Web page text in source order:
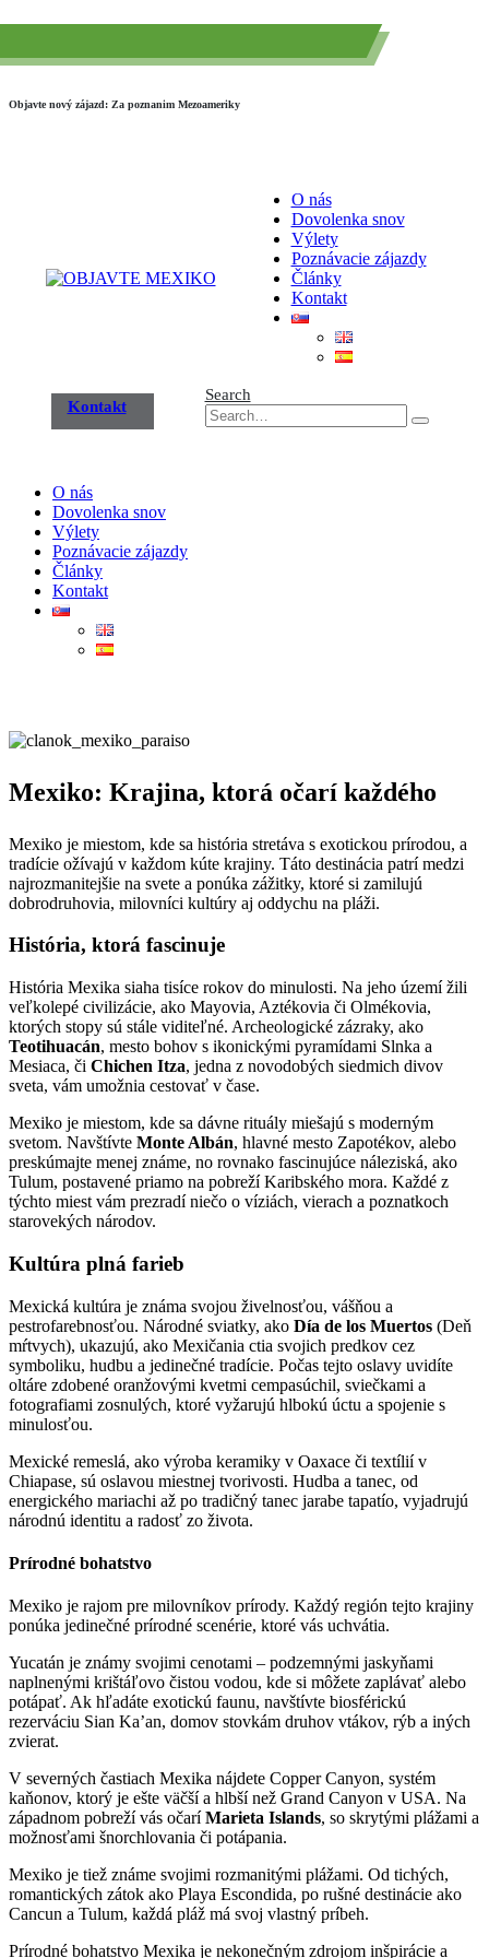
Objavte nový zájazd: Za poznanim Mezoameriky
O nás
Dovolenka snov
Výlety
Poznávacie zájazdy
Články
Kontakt
Kontakt
Search
O nás
Dovolenka snov
Výlety
Poznávacie zájazdy
Články
Kontakt
Mexiko: Krajina, ktorá očarí každého
Mexiko je miestom, kde sa história stretáva s exotickou prírodou, a
tradície ožívajú v každom kúte krajiny. Táto destinácia patrí medzi
najrozmanitejšie na svete a ponúka zážitky, ktoré si zamilujú
dobrodruhovia, milovníci kultúry aj oddychu na pláži.
História, ktorá fascinuje
História Mexika siaha tisíce rokov do minulosti. Na jeho území žili
veľkolepé civilizácie, ako Mayovia, Aztékovia či Olmékovia,
ktorých stopy sú stále viditeľné. Archeologické zázraky, ako
Teotihuacán, mesto bohov s ikonickými pyramídami Slnka a
Mesiaca, či Chichen Itza, jedna z novodobých siedmich divov
sveta, vám umožnia cestovať v čase.
Mexiko je miestom, kde sa dávne rituály miešajú s moderným
svetom. Navštívte Monte Albán, hlavné mesto Zapotékov, alebo
preskúmajte menej známe, no rovnako fascinujúce náleziská, ako
Tulum, postavené priamo na pobreží Karibského mora. Každé z
týchto miest vám prezradí niečo o víziách, vierach a poznatkoch
starovekých národov.
Kultúra plná farieb
Mexická kultúra je známa svojou živelnosťou, vášňou a
pestrofarebnosťou. Národné sviatky, ako Día de los Muertos (Deň
mŕtvych), ukazujú, ako Mexičania ctia svojich predkov cez
symboliku, hudbu a jedinečné tradície. Počas tejto oslavy uvidíte
oltáre zdobené oranžovými kvetmi cempasúchil, sviečkami a
fotografiami zosnulých, ktoré vyžarujú hlbokú úctu a spojenie s
minulosťou.
Mexické remeslá, ako výroba keramiky v Oaxace či textílií v
Chiapase, sú oslavou miestnej tvorivosti. Hudba a tanec, od
energického mariachi až po tradičný tanec jarabe tapatío, vyjadrujú
národnú identitu a radosť zo života.
Prírodné bohatstvo
Mexiko je rajom pre milovníkov prírody. Každý región tejto krajiny
ponúka jedinečné prírodné scenérie, ktoré vás uchvátia.
Yucatán je známy svojimi cenotami – podzemnými jaskyňami
naplnenými krištáľovo čistou vodou, kde si môžete zaplávať alebo
potápať. Ak hľadáte exotickú faunu, navštívte biosférickú
rezerváciu Sian Ka’an, domov stovkám druhov vtákov, rýb a iných
zvierat.
V severných častiach Mexika nájdete Copper Canyon, systém
kaňonov, ktorý je ešte väčší a hlbší než Grand Canyon v USA. Na
západnom pobreží vás očaríMarieta Islands, so skrytými plážami a
možnosťami šnorchlovania či potápania.
Mexiko je tiež známe svojimi rozmanitými plážami. Od tichých,
romantických zátok ako Playa Escondida, po rušné destinácie ako
Cancun a Tulum, každá pláž má svoj vlastný príbeh.
Prírodné bohatstvo Mexika je nekonečným zdrojom inšpirácie a